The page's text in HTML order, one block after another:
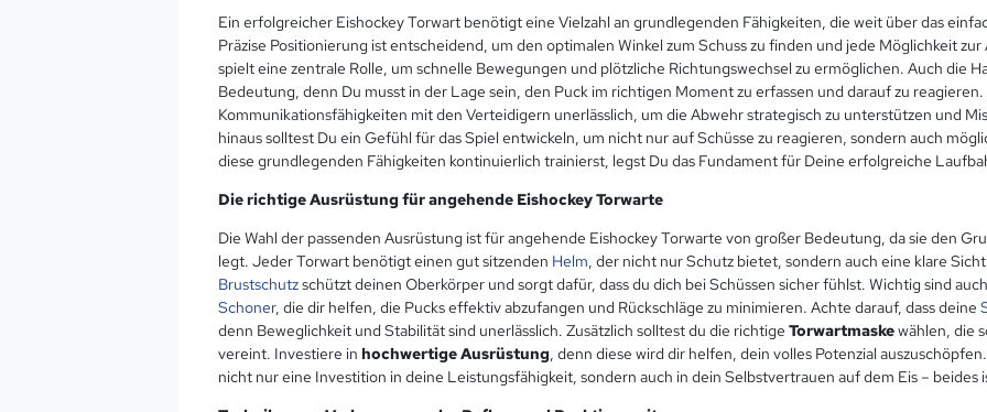
Ein erfolgreicher Eishockey Torwart benötigt eine Vielzahl an grundlegenden Fähigkeiten, die weit über das
Präzise Positionierung ist entscheidend, um den optimalen Winkel zum Schuss zu finden und jede Möglichkeit
spielt eine zentrale Rolle, um schnelle Bewegungen und plötzliche Richtungswechsel zu ermöglichen. Auch die
Bedeutung, denn Du musst in der Lage sein, den Puck im richtigen Moment zu erfassen und darauf zu
Kommunikationsfähigkeiten mit den Verteidigern unerlässlich, um die Abwehr strategisch zu unterstützen und
hinaus solltest Du ein Gefühl für das Spiel entwickeln, um nicht nur auf Schüsse zu reagieren, sondern auch
diese grundlegenden Fähigkeiten kontinuierlich trainierst, legst Du das Fundament für Deine erfolgreiche
Die richtige Ausrüstung für angehende Eishockey Torwarte
Die Wahl der passenden Ausrüstung ist für angehende Eishockey Torwarte von großer Bedeutung, da sie den
legt. Jeder Torwart benötigt einen gut sitzenden Helm, der nicht nur Schutz bietet, sondern auch eine klare
Brustschutzschützt deinen Oberkörper und sorgt dafür, dass du dich bei Schüssen sicher fühlst. Wichtig sind
Schoner, die dir helfen, die Pucks effektiv abzufangen und Rückschläge zu minimieren. Achte darauf, dass deine
denn Beweglichkeit und Stabilität sind unerlässlich. Zusätzlich solltest du die richtige Torwartmaskewählen, die
vereint. Investiere in hochwertige Ausrüstung, denn diese wird dir helfen, dein volles Potenzial
nicht nur eine Investition in deine Leistungsfähigkeit, sondern auch in dein Selbstvertrauen auf dem Eis – beides